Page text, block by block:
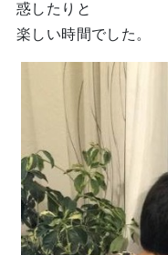
惑したりと
楽しい時間でした。